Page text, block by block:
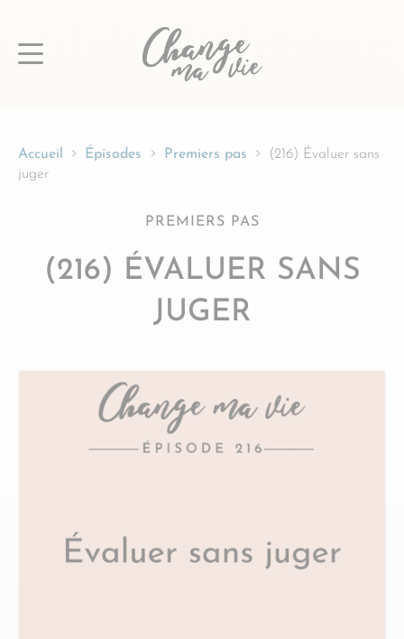
au
Accueil Épisodes Premiers pas
(216) Évaluer sans
juger
PREMIERS PAS
(216) ÉVALUER SANS
JUGER